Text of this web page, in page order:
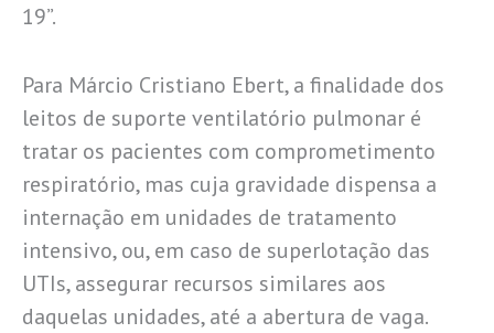
19”.
Para Márcio Cristiano Ebert, a finalidade dos
leitos de suporte ventilatório pulmonar é
tratar os pacientes com comprometimento
respiratório, mas cuja gravidade dispensa a
internação em unidades de tratamento
intensivo, ou, em caso de superlotação das
UTIs, assegurar recursos similares aos
daquelas unidades, até a abertura de vaga.